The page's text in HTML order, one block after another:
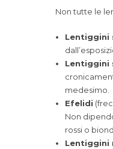
Non tutte le
Lentiggini
Lentiggini
medesimo.
Efelidi
Non
rossi o
Lentiggini